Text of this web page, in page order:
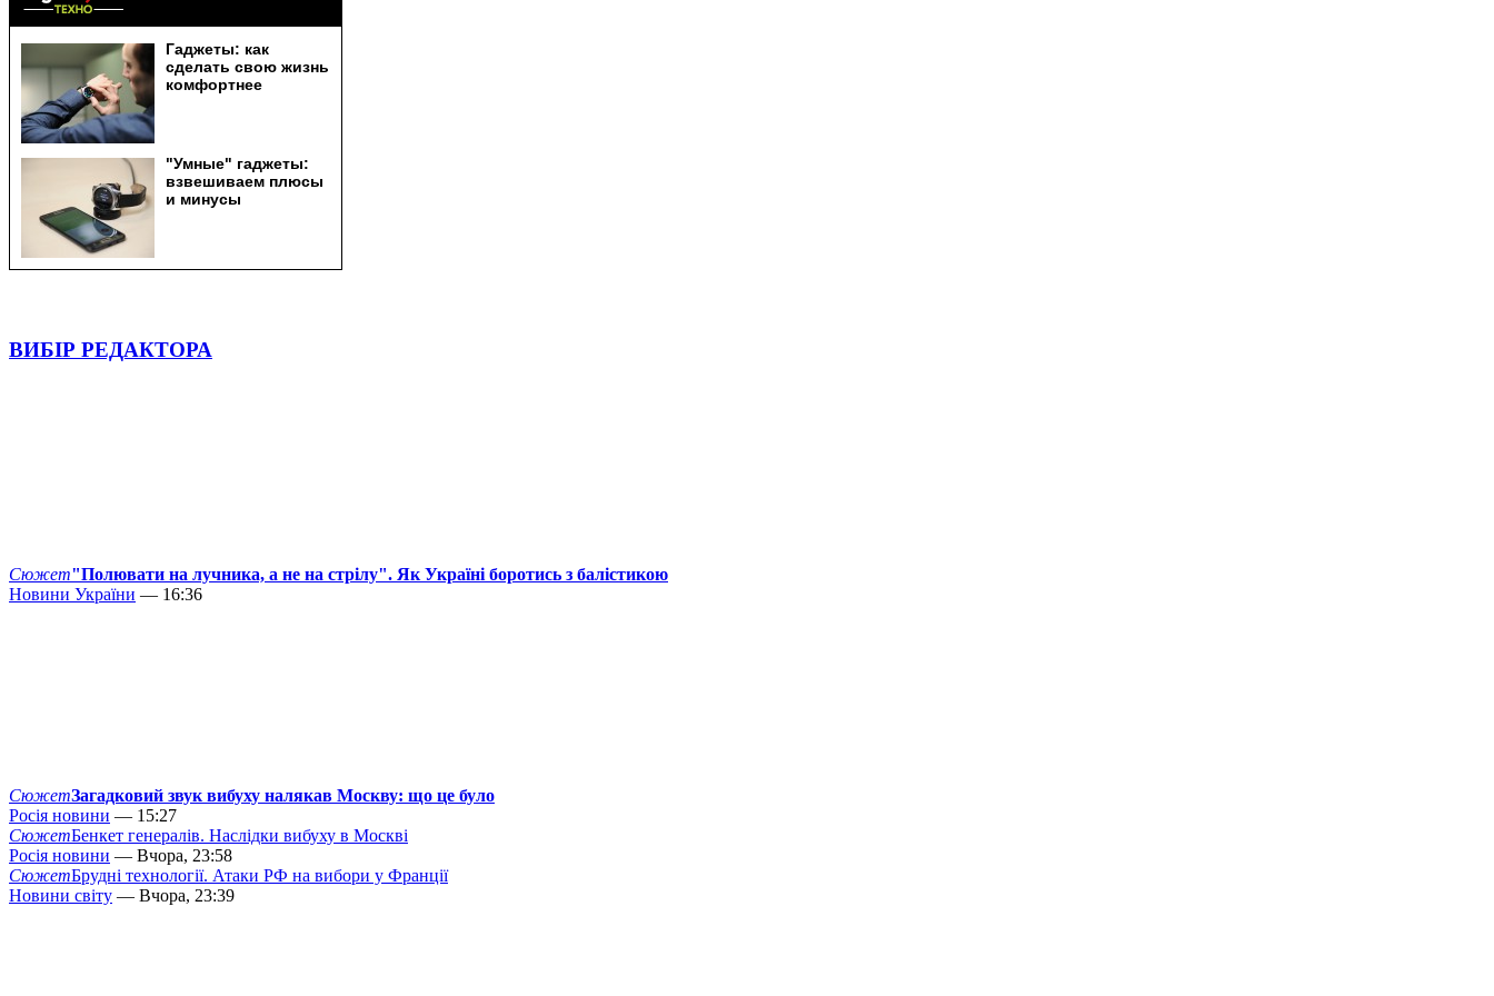
ВИБІР РЕДАКТОРА
Сюжет"Полювати на лучника, а не на стрілу". Як Україні боротись з балістикою
Новини України — 16:36
СюжетЗагадковий звук вибуху налякав Москву: що це було
Росія новини — 15:27
СюжетБенкет генералів. Наслідки вибуху в Москві
Росія новини — Вчора, 23:58
СюжетБрудні технології. Атаки РФ на вибори у Франції
Новини світу — Вчора, 23:39